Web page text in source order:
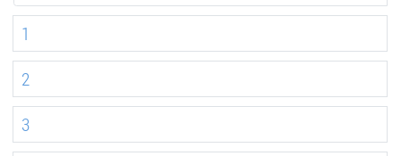
1
2
3